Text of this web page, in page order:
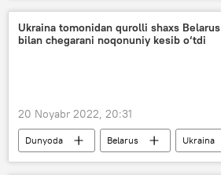
Ukraina tomonidan qurolli shaxs Belarus
bilan chegarani noqonuniy kesib o‘tdi
20 Noyabr 2022, 20:31
Dunyoda Belarus
Ukraina
chegara